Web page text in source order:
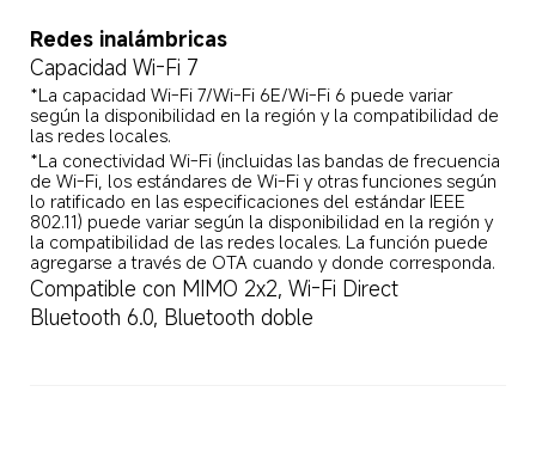
Redes inalámbricas
Capacidad Wi-Fi 7
*La capacidad Wi-Fi 7/Wi-Fi 6E/Wi-Fi 6 puede variar
según la disponibilidad en la región y la compatibilidad de
las redes locales.
*La conectividad Wi-Fi (incluidas las bandas de frecuencia
de Wi-Fi, los estándares de Wi-Fi y otras funciones según
lo ratificado en las especificaciones del estándar IEEE
802.11) puede variar según la disponibilidad en la región y
la compatibilidad de las redes locales. La función puede
agregarse a través de OTA cuando y donde corresponda.
Compatible con MIMO 2x2, Wi-Fi Direct
Bluetooth 6.0, Bluetooth doble